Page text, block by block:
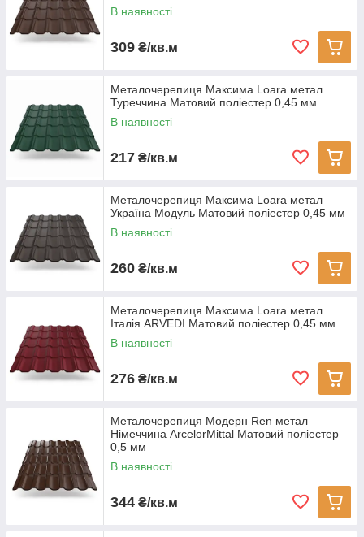
В наявності
309 ₴/кв.м
Металочерепиця Максима Loara метал
Туреччина Матовий поліестер 0,45 мм
В наявності
217 ₴/кв.м
Металочерепиця Максима Loara метал
Україна Модуль Матовий поліестер 0,45 мм
В наявності
260 ₴/кв.м
Металочерепиця Максима Loara метал
Італія ARVEDI Матовий поліестер 0,45 мм
В наявності
276 ₴/кв.м
Металочерепиця Модерн Ren метал
Німеччина ArcelorMittal Матовий поліестер
0,5 мм
В наявності
344 ₴/кв.м